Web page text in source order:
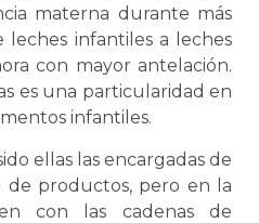
materna durante más
infantiles a leches
con mayor antelación.
es una particularidad en
infantiles.
ellas las encargadas de
de productos, pero en la
con las cadenas de